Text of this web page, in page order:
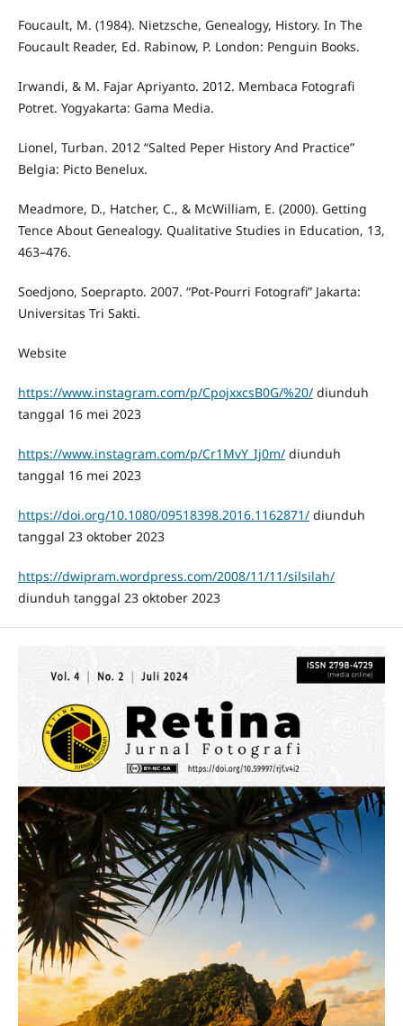
Foucault, M. (1984). Nietzsche, Genealogy, History. In The
Foucault Reader, Ed. Rabinow, P. London: Penguin Books.
Irwandi, & M. Fajar Apriyanto. 2012. Membaca Fotografi
Potret. Yogyakarta: Gama Media.
Lionel, Turban. 2012 “Salted Peper History And Practice”
Belgia: Picto Benelux.
Meadmore, D., Hatcher, C., & McWilliam, E. (2000). Getting
Tence About Genealogy. Qualitative Studies in Education, 13,
463–476.
Soedjono, Soeprapto. 2007. “Pot-Pourri Fotografi” Jakarta:
Universitas Tri Sakti.
Website
https://www.instagram.com/p/CpojxxcsB0G/%20/diunduh
tanggal 16 mei 2023
https://www.instagram.com/p/Cr1MvY_Ij0m/diunduh
tanggal 16 mei 2023
https://doi.org/10.1080/09518398.2016.1162871/diunduh
tanggal 23 oktober 2023
https://dwipram.wordpress.com/2008/11/11/silsilah/
diunduh tanggal 23 oktober 2023